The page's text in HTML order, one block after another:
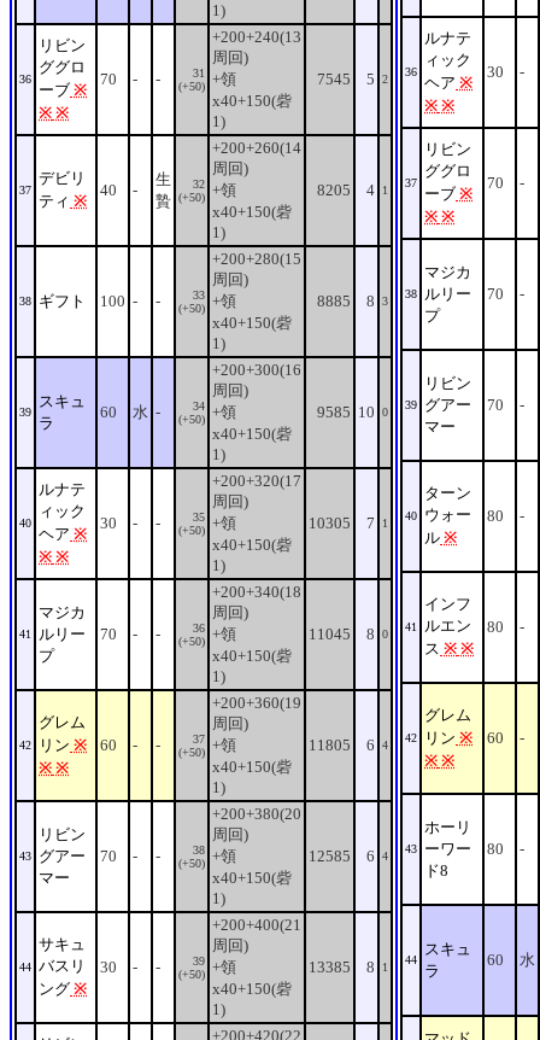
1)
36
リビン
ググロ
ーブ ※
※ ※
70 - -
31
(+50)
+200+240(13
周回)
+領
x40+150(砦
1)
7545 5 2
37
デビリ
ティ ※
40 -
生
贄
32
(+50)
+200+260(14
周回)
+領
x40+150(砦
1)
8205 4 1
38 ギフト 100 - -
33
(+50)
+200+280(15
周回)
+領
x40+150(砦
1)
8885 8 3
39
スキュ
ラ
60 水 -
34
(+50)
+200+300(16
周回)
+領
x40+150(砦
1)
9585 10 0
40
ルナテ
ィック
ヘア ※
※ ※
30 - -
35
(+50)
+200+320(17
周回)
+領
x40+150(砦
1)
10305 7 1
41
マジカ
ルリー
プ
70 - -
36
(+50)
+200+340(18
周回)
+領
x40+150(砦
1)
11045 8 0
42
グレム
リン ※
※ ※
60 - -
37
(+50)
+200+360(19
周回)
+領
x40+150(砦
1)
11805 6 4
43
リビン
グアー
マー
70 - -
38
(+50)
+200+380(20
周回)
+領
x40+150(砦
1)
12585 6 4
44
サキュ
バスリ
ング ※
30 - -
39
(+50)
+200+400(21
周回)
+領
x40+150(砦
1)
13385 8 1
+200+420(22
36
ルナテ
ィック
ヘア ※
※ ※
30 -
37
リビン
ググロ
ーブ ※
※ ※
70 -
38
マジカ
ルリー
プ
70 -
39
リビン
グアー
マー
70 -
40
ターン
ウォー
ル ※
80 -
41
インフ
ルエン
ス ※ ※
80 -
42
グレム
リン ※
※ ※
60 -
43
ホーリ
ーワー
ド8
80 -
44
スキュ
ラ
60 水